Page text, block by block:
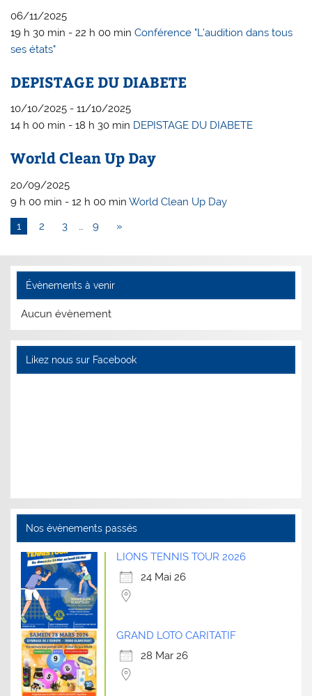
06/11/2025
19 h 30 min - 22 h 00 minConférence "L'audition dans tous
ses états"
DEPISTAGE DU DIABETE
10/10/2025 - 11/10/2025
14 h 00 min - 18 h 30 min DEPISTAGE DU DIABETE
World Clean Up Day
20/09/2025
9 h 00 min - 12 h 00 minWorld Clean Up Day
1
2 3 … 9 »
Évènements à venir
Aucun évènement
Likez nous sur Facebook
Nos évènements passés
LIONS TENNIS TOUR 2026
24 Mai 26
GRAND LOTO CARITATIF
28 Mar 26